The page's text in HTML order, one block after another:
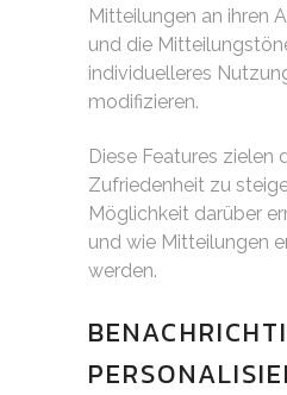
Mitteilungen an ihren
und die
individuelleres
modifizieren.
Diese Features zielen
Zufriedenheit zu
Möglichkeit darüber
und wie Mitteilungen
werden.